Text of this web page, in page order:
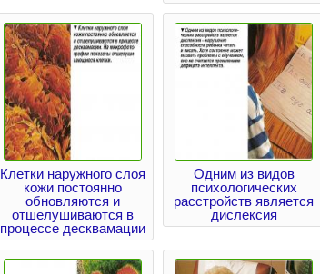
Клетки наружного слоя
кожи постоянно
обновляются и
отшелушиваются в
процессе десквамации
Одним из видов
психологических
расстройств является
дислексия